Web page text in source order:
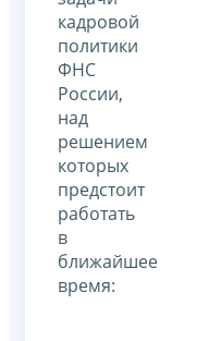
кадровой
политики
ФНС
России,
над
решением
которых
предстоит
работать
в
ближайшее
время: